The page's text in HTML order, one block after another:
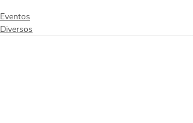
Eventos
Diversos